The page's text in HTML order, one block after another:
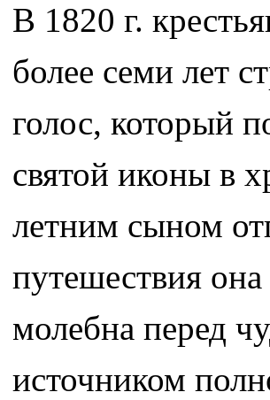
В 1820 г.
более семи лет
голос, который
святой иконы в
летним сыном
путешествия она
молебна перед
источником­